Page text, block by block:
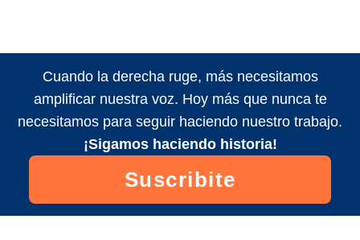
Cuando la derecha ruge, más necesitamos
amplificar nuestra voz. Hoy más que nunca te
necesitamos para seguir haciendo nuestro trabajo.
¡Sigamos haciendo historia!
Suscribite